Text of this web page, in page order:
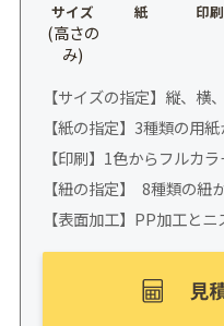
サイズ
(高さの
み)
紙 印刷
【サイズの指定】縦、横
【紙の指定】3種類の用
【印刷】1色からフルカ
【紐の指定】 8種類の紐
【表面加工】PP加工と